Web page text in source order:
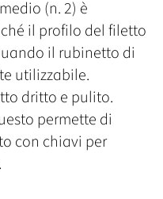
(n. 2) è
il profilo del filetto
il rubinetto di
utilizzabile.
dritto e pulito.
permette di
con chiavi per